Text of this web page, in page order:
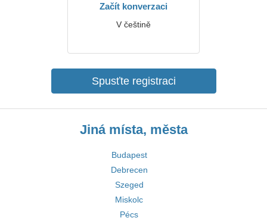
Začít konverzaci
V češtině
Spusťte registraci
Jiná místa, města
Budapest
Debrecen
Szeged
Miskolc
Pécs